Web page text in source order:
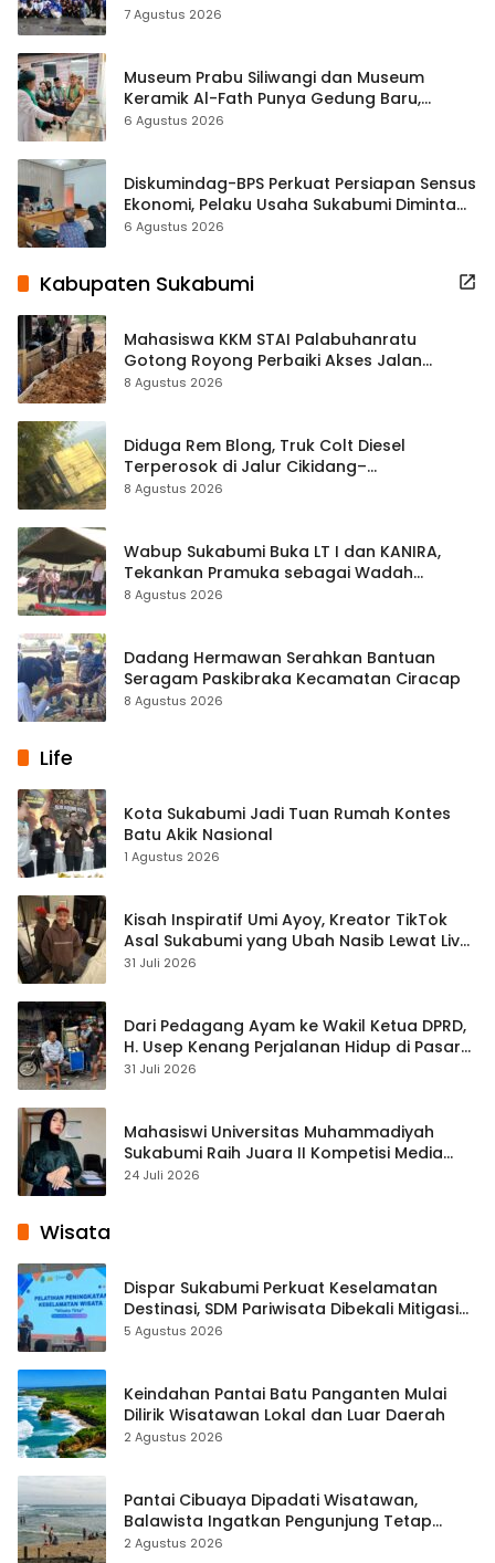
ASRI Lewat Aksi Bersih Masjid Agung
7 Agustus 2026
Museum Prabu Siliwangi dan Museum
Keramik Al-Fath Punya Gedung Baru,
Hampir 500 Koleksi Dipisahkan
6 Agustus 2026
Diskumindag-BPS Perkuat Persiapan Sensus
Ekonomi, Pelaku Usaha Sukabumi Diminta
Terbuka Beri Data
6 Agustus 2026
Kabupaten Sukabumi
Mahasiswa KKM STAI Palabuhanratu
Gotong Royong Perbaiki Akses Jalan
Majelis Ta’lim di Sagaranten
8 Agustus 2026
Diduga Rem Blong, Truk Colt Diesel
Terperosok di Jalur Cikidang–
Palabuhanratu
8 Agustus 2026
Wabup Sukabumi Buka LT I dan KANIRA,
Tekankan Pramuka sebagai Wadah
Pembentukan Karakter
8 Agustus 2026
Dadang Hermawan Serahkan Bantuan
Seragam Paskibraka Kecamatan Ciracap
8 Agustus 2026
Life
Kota Sukabumi Jadi Tuan Rumah Kontes
Batu Akik Nasional
1 Agustus 2026
Kisah Inspiratif Umi Ayoy, Kreator TikTok
Asal Sukabumi yang Ubah Nasib Lewat Live
Streaming
31 Juli 2026
Dari Pedagang Ayam ke Wakil Ketua DPRD,
H. Usep Kenang Perjalanan Hidup di Pasar
Cisaat
31 Juli 2026
Mahasiswi Universitas Muhammadiyah
Sukabumi Raih Juara II Kompetisi Media
Pembelajaran Digital Tingkat Internasional
24 Juli 2026
Wisata
Dispar Sukabumi Perkuat Keselamatan
Destinasi, SDM Pariwisata Dibekali Mitigasi
hingga Teknik Evakuasi
5 Agustus 2026
Keindahan Pantai Batu Panganten Mulai
Dilirik Wisatawan Lokal dan Luar Daerah
2 Agustus 2026
Pantai Cibuaya Dipadati Wisatawan,
Balawista Ingatkan Pengunjung Tetap
Waspada
2 Agustus 2026